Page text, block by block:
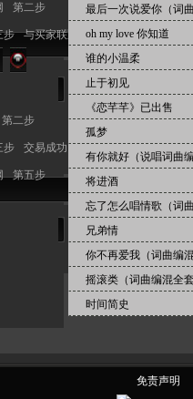
第二步
步 与买家联系
第二步
步 交易成功
第五步
最后一次说爱你（词
oh my love 你知道
谁的小温柔
止于初见
《恋芊芊》已出售
孤梦
有你就好（说唱词曲
将进酒
忘了怎么唱情歌（词
兄弟情
你不再爱我（词曲编
摇滚类（词曲编混全
时间简史
免责声明